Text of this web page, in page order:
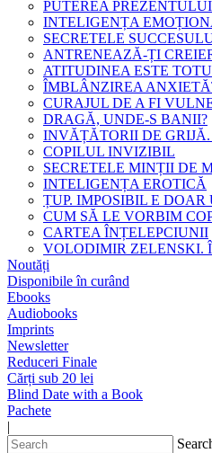
PUTEREA PREZENTULUI
INTELIGENȚA
SECRETELE
ANTRENEAZĂ-ȚI
ATITUDINEA ESTE
ÎMBLÂNZIREA
CURAJUL DE A FI
DRAGĂ, UNDE-S BANII?
INVĂȚĂTORII DE
COPILUL INVIZIBIL
SECRETELE MINȚII DE
INTELIGENȚA EROTICĂ
ȚUP. IMPOSIBIL E
CUM SĂ LE VORBIM
CARTEA ÎNȚELEPCIUNII
VOLODIMIR ZELENSKI.
Noutăți
Disponibile în curând
Ebooks
Audiobooks
Imprints
Newsletter
Reduceri Finale
Cărți sub 20 lei
Blind Date with a Book
Pachete
|